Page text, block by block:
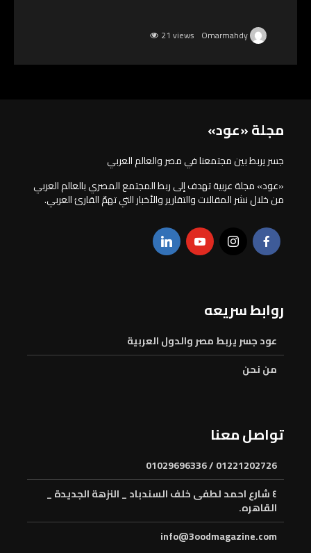
21 views
مجلة «عود»
جسر يربط بين مجتمعنا في مصر والعالم العربي
«عود» مجلة عربية تهدف إلى ربط المجتمع المصري بالعالم العربي
من خلال نشر المقالات والتقارير والأخبار التي تهمّ القارئ العربي.
روابط سريعه
عود جسر يربط مصر والدول العربية
من نحن
تواصل معنا
01221202726 / 01029696336
٤ شارع احمد لطفى خلف السندباد _ النزهة الجديدة _
القاهره.
info@3oodmagazine.com